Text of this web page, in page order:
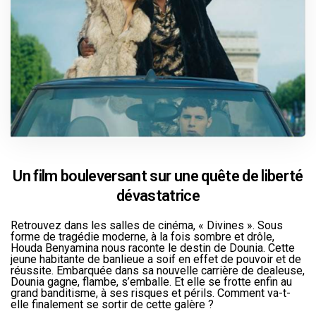
Un film bouleversant sur une quête de liberté
dévastatrice
Retrouvez dans les salles de cinéma, « Divines ». Sous
forme de tragédie moderne, à la fois sombre et drôle,
Houda Benyamina nous raconte le destin de Dounia. Cette
jeune habitante de banlieue a soif en effet de pouvoir et de
réussite. Embarquée dans sa nouvelle carrière de dealeuse,
Dounia gagne, flambe, s’emballe. Et elle se frotte enfin au
grand banditisme, à ses risques et périls. Comment va-t-
elle finalement se sortir de cette galère ?